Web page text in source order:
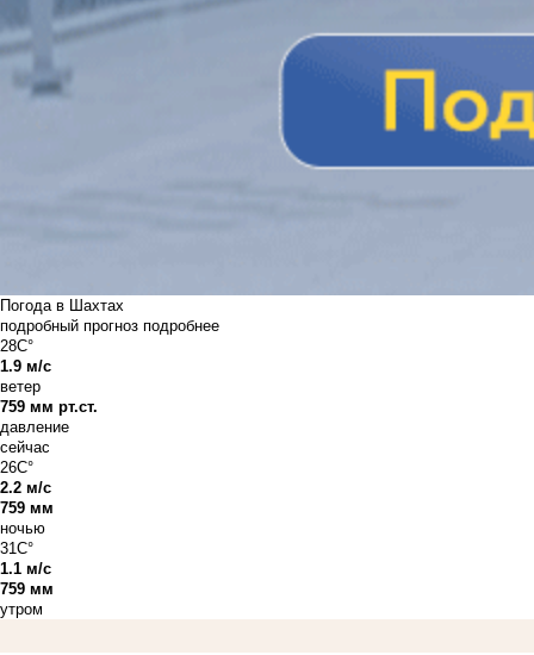
Погода в Шахтах
подробный прогноз подробнее
28C°
1.9 м/с
ветер
759 мм рт.ст.
давление
сейчас
26C°
2.2 м/с
759 мм
ночью
31C°
1.1 м/с
759 мм
утром